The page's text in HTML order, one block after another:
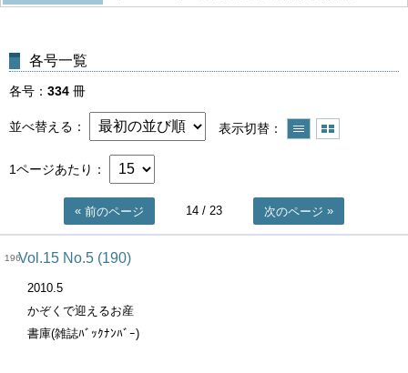
各号一覧
各号 334 冊
並べ替える 表示切替
1ページあたり
前のページ 14 / 23 次のページ
196Vol.15 No.5 (190)
2010.5
かぞくで迎えるお産
書庫(雑誌ﾊﾞｯｸﾅﾝﾊﾞｰ)